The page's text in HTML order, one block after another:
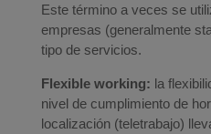
Este término a veces se
empresas (generalmente
tipo de servicios.
Flexible working: la
nivel de cumplimiento de
localización (teletrabajo)